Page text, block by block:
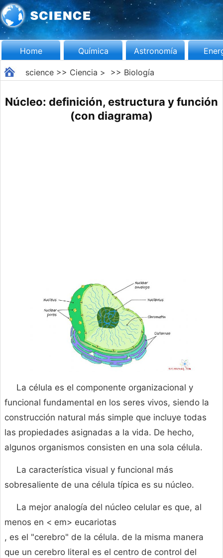
Home Química Astronomía
science>> Ciencia > >> Biología
Núcleo: definición, estructura y función
(con diagrama)
La célula es el componente organizacional y
funcional fundamental en los seres vivos, siendo la
construcción natural más simple que incluye todas
las propiedades asignadas a la vida. De hecho,
algunos organismos consisten en una sola célula.
La característica visual y funcional más
sobresaliente de una célula típica es su núcleo.
La mejor analogía del núcleo celular es que, al
menos en < em> eucariotas
, es el "cerebro" de la célula. de la misma manera
que un cerebro literal es el centro de control del